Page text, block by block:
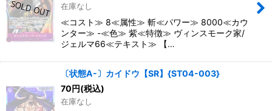
在庫なし
≪コスト≫ 8≪属性≫ 斬≪パワー≫ 8000≪カウ
ンター≫ -≪色≫ 紫≪特徴≫ ヴィンスモーク家/
ジェルマ66≪テキスト≫ 【…
〔状態A-〕カイドウ【SR】{ST04-003}
70円(税込)
在庫なし